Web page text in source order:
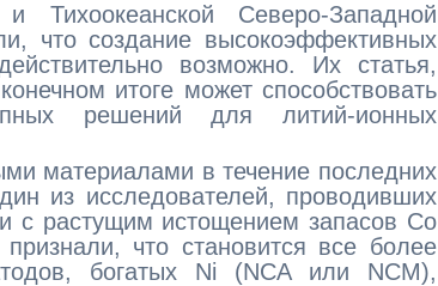
Тихоокеанской Северо-Западной
что создание высокоэффективных
возможно. Их статья,
итоге может способствовать
решений для литий-ионных
материалами в течение последних
из исследователей, проводивших
с растущим истощением запасов Co
что становится все более
богатых Ni (NCA или NCM),